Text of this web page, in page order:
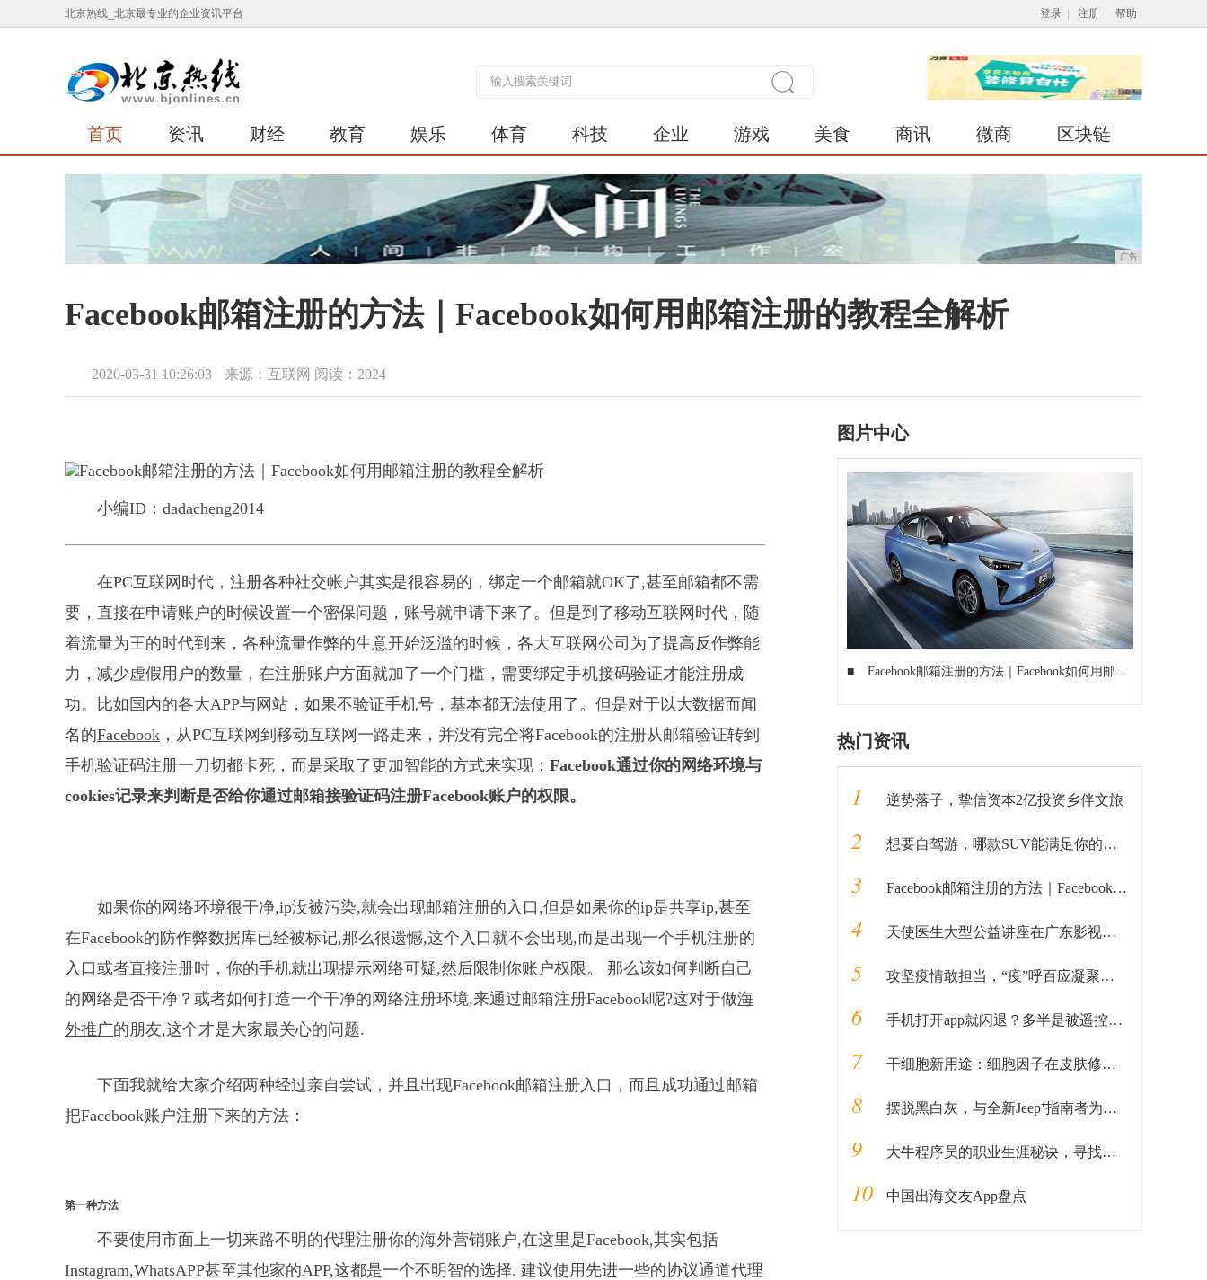
北京热线_北京最专业的企业资讯平台 登录 注册 帮助
首页 资讯 财经 教育 娱乐 体育 科技 企业 游戏 美食 商讯 微商 区块链
广告
Facebook邮箱注册的方法｜Facebook如何用邮箱注册的教程全解析
2020-03-31 10:26:03 来源：互联网 阅读：2024
小编ID：dadacheng2014
在PC互联网时代，注册各种社交帐户其实是很容易的，绑定一个邮箱就OK了,甚至邮箱都不需
要，直接在申请账户的时候设置一个密保问题，账号就申请下来了。但是到了移动互联网时代，随
着流量为王的时代到来，各种流量作弊的生意开始泛滥的时候，各大互联网公司为了提高反作弊能
力，减少虚假用户的数量，在注册账户方面就加了一个门槛，需要绑定手机接码验证才能注册成
功。比如国内的各大APP与网站，如果不验证手机号，基本都无法使用了。但是对于以大数据而闻
名的Facebook ，从PC互联网到移动互联网一路走来，并没有完全将Facebook的注册从邮箱验证转到
手机验证码注册一刀切都卡死，而是采取了更加智能的方式来实现： Facebook通过你的网络环境与
cookies记录来判断是否给你通过邮箱接验证码注册Facebook账户的权限。
如果你的网络环境很干净,ip没被污染,就会出现邮箱注册的入口,但是如果你的ip是共享ip,甚至
在Facebook的防作弊数据库已经被标记,那么很遗憾,这个入口就不会出现,而是出现一个手机注册的
入口或者直接注册时，你的手机就出现提示网络可疑,然后限制你账户权限。 那么该如何判断自己
的网络是否干净？或者如何打造一个干净的网络注册环境,来通过邮箱注册Facebook呢?这对于做海
外推广的朋友,这个才是大家最关心的问题.
下面我就给大家介绍两种经过亲自尝试，并且出现Facebook邮箱注册入口，而且成功通过邮箱
把Facebook账户注册下来的方法：
第一种方法
不要使用市面上一切来路不明的代理注册你的海外营销账户,在这里是Facebook,其实包括
Instagram,WhatsAPP甚至其他家的APP,这都是一个不明智的选择. 建议使用先进一些的协议通道代理
图片中心
■ Facebook邮箱注册的方法｜Facebook如何用邮箱注册的教程全解析
热门资讯
1 逆势落子，挚信资本2亿投资乡伴文旅
2 想要自驾游，哪款SUV能满足你的所有预期？
3 Facebook邮箱注册的方法｜Facebook如何用邮箱注册的教程全解析
4 天使医生大型公益讲座在广东影视频道特别播出！
5 攻坚疫情敢担当，“疫”呼百应凝聚解放人
6 手机打开app就闪退？多半是被遥控了，请警惕
7 干细胞新用途：细胞因子在皮肤修复领域的新应用
8 摆脱黑白灰，与全新Jeep⁺指南者为生活增色
9 大牛程序员的职业生涯秘诀，寻找编程的第二曲线
10 中国出海交友App盘点